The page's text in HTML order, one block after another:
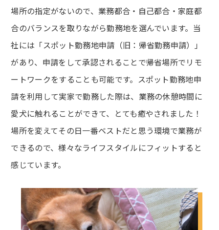
場所の指定がないので、業務都合・自己都合・家庭都
合のバランスを取りながら勤務地を選んでいます。当
社には「スポット勤務地申請（旧：帰省勤務申請）」
があり、申請をして承認されることで帰省場所でリモ
ートワークをすることも可能です。スポット勤務地申
請を利用して実家で勤務した際は、業務の休憩時間に
愛犬に触れることができて、とても癒やされました！
場所を変えてその日一番ベストだと思う環境で業務が
できるので、様々なライフスタイルにフィットすると
感じています。